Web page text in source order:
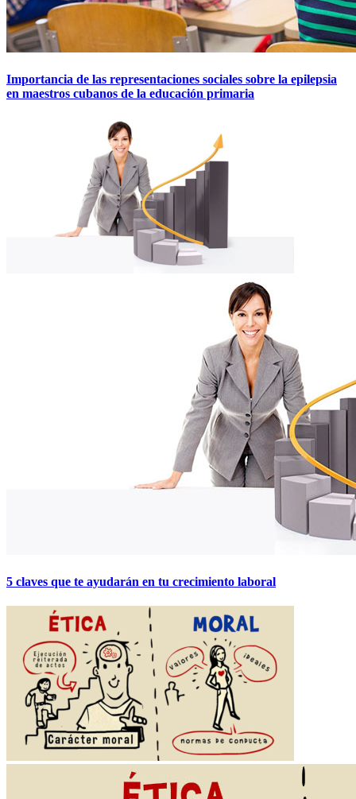
Importancia de las representaciones sociales sobre la epilepsia
en maestros cubanos de la educación primaria
5 claves que te ayudarán en tu crecimiento laboral